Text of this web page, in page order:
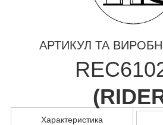
АРТИКУЛ ТА
(
Характеристика